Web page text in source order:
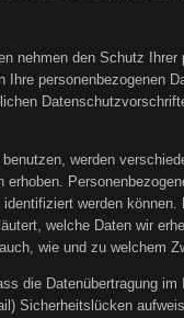
nehmen den Schutz Ihrer
Ihre personenbezogenen
werden
erhoben.
werden können.
welche Daten wir
wie und zu welchem
die Datenübertragung
Sicherheitslücken